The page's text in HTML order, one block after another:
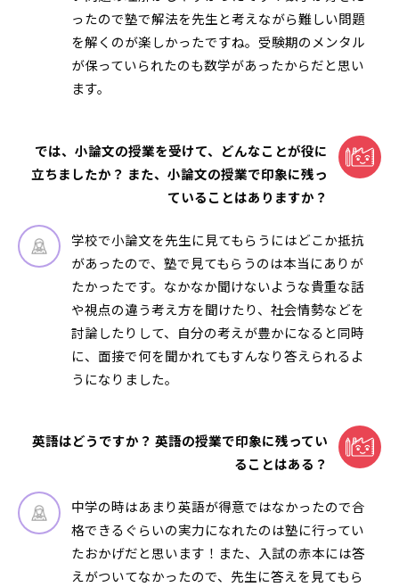
ったので塾で解法を先生と考えながら難しい問題
を解くのが楽しかったですね。受験期のメンタル
が保っていられたのも数学があったからだと思い
ます。
では、小論文の授業を受けて、どんなことが役に
立ちましたか？ また、小論文の授業で印象に残っ
ていることはありますか？
学校で小論文を先生に見てもらうにはどこか抵抗
があったので、塾で見てもらうのは本当にありが
たかったです。なかなか聞けないような貴重な話
や視点の違う考え方を聞けたり、社会情勢などを
討論したりして、自分の考えが豊かになると同時
に、面接で何を聞かれてもすんなり答えられるよ
うになりました。
英語はどうですか？ 英語の授業で印象に残ってい
ることはある？
中学の時はあまり英語が得意ではなかったので合
格できるぐらいの実力になれたのは塾に行ってい
たおかげだと思います！また、入試の赤本には答
えがついてなかったので、先生に答えを見てもら